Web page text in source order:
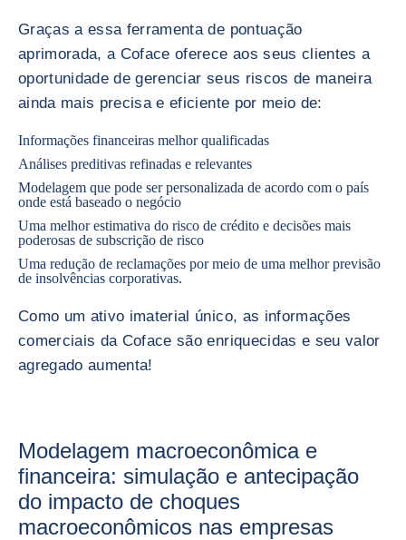
Graças a essa ferramenta de pontuação
aprimorada, a Coface oferece aos seus clientes a
oportunidade de gerenciar seus riscos de maneira
ainda mais precisa e eficiente por meio de:
Informações financeiras melhor qualificadas
Análises preditivas refinadas e relevantes
Modelagem que pode ser personalizada de acordo com o país
onde está baseado o negócio
Uma melhor estimativa do risco de crédito e decisões mais
poderosas de subscrição de risco
Uma redução de reclamações por meio de uma melhor previsão
de insolvências corporativas.
Como um ativo imaterial único, as informações
comerciais da Coface são enriquecidas e seu valor
agregado aumenta!
Modelagem macroeconômica e
financeira: simulação e antecipação
do impacto de choques
macroeconômicos nas empresas